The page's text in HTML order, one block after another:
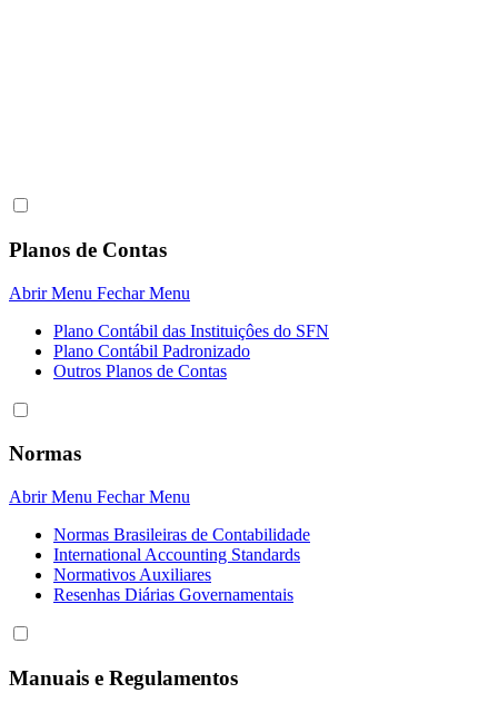
Planos de Contas
Abrir Menu Fechar Menu
Plano Contábil das Instituiçôes do SFN
Plano Contábil Padronizado
Outros Planos de Contas
Normas
Abrir Menu Fechar Menu
Normas Brasileiras de Contabilidade
International Accounting Standards
Normativos Auxiliares
Resenhas Diárias Governamentais
Manuais e Regulamentos